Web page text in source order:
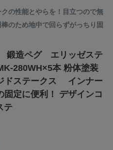
の性能とやらを！目立つので無
のため地中で回らずがっちり固
鍛造ペグ エリッゼステ
280WH×5本 粉体塗装
ステークス インナー
固定に便利！ デザインコ
テ